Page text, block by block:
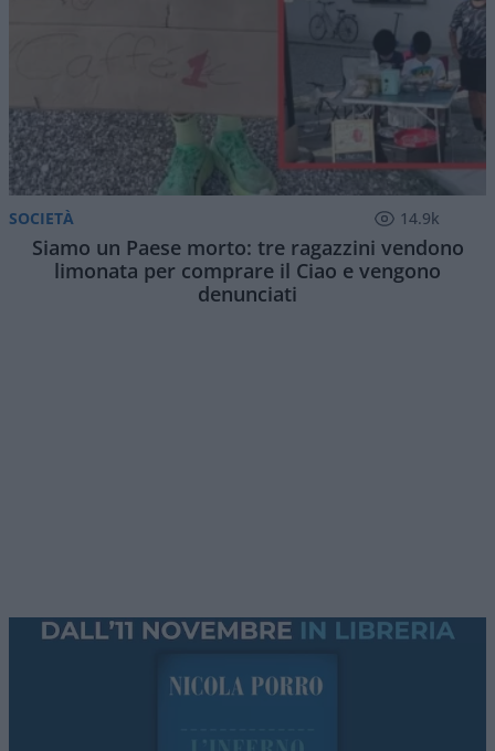
SOCIETÀ 14.9k
Siamo un Paese morto: tre ragazzini vendono
limonata per comprare il Ciao e vengono
denunciati